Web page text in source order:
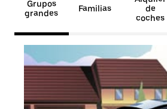
Grupos
grandes
Familias
de
coches